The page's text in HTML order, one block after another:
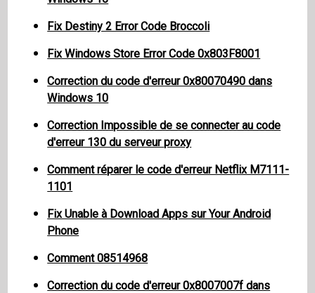
Fix Destiny 2 Error Code Broccoli
Fix Windows Store Error Code 0x803F8001
Correction du code d'erreur 0x80070490 dans
Windows 10
Correction Impossible de se connecter au code
d'erreur 130 du serveur proxy
Comment réparer le code d'erreur Netflix M7111-
1101
Fix Unable à Download Apps sur Your Android
Phone
Comment 08514968
Correction du code d'erreur 0x8007007f dans